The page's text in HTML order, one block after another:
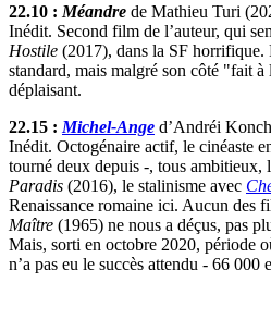
22.10 : Méandre de Mathieu Turi
Inédit. Second film de l’auteur, qui
Hostile (2017), dans la SF horrifique.
standard, mais malgré son côté "fait à
déplaisant.
22.15 : Michel-Ange d’Andréi
Inédit. Octogénaire actif, le cinéaste
tourné deux depuis -, tous ambitieux,
Paradis (2016), le stalinisme avec
Renaissance romaine ici. Aucun des
Maître (1965) ne nous a déçus, pas
Mais, sorti en octobre 2020, période
n’a pas eu le succès attendu - 66 000